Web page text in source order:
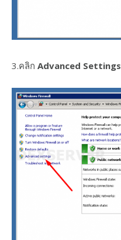
3.คลิก Advanced Settings